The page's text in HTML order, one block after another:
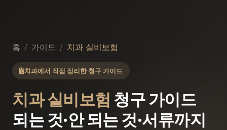
홈 / 가이드 / 치과 실비보험
치과에서 직접 정리한 청구 가이드
치과 실비보험 청구 가이드
되는 것·안 되는 것·서류까지